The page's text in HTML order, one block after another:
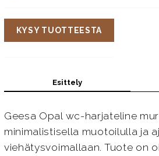
KYSY TUOTTEESTA
Esittely
Geesa Opal wc-harjateline
minimalistisella muotoilulla ja
viehätysvoimallaan. Tuote on